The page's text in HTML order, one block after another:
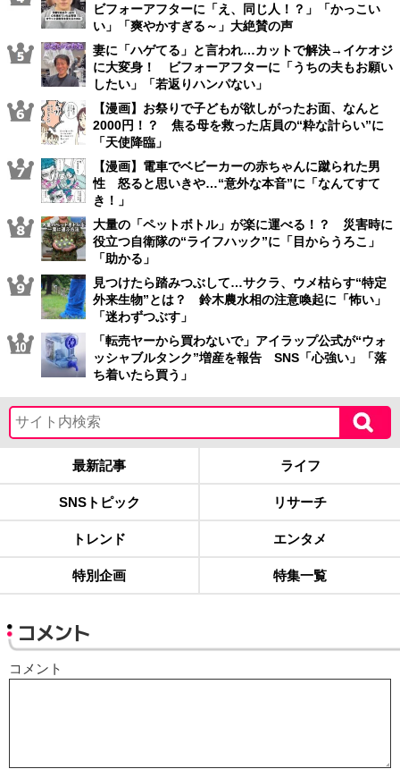
ビフォーアフターに「え、同じ人！？」「かっこい
い」「爽やかすぎる～」大絶賛の声
妻に「ハゲてる」と言われ…カットで解決→イケオジ
に大変身！ ビフォーアフターに「うちの夫もお願い
したい」「若返りハンパない」
【漫画】お祭りで子どもが欲しがったお面、なんと
2000円！？ 焦る母を救った店員の“粋な計らい”に
「天使降臨」
【漫画】電車でベビーカーの赤ちゃんに蹴られた男
性 怒ると思いきや…“意外な本音”に「なんてすて
き！」
大量の「ペットボトル」が楽に運べる！？ 災害時に
役立つ自衛隊の“ライフハック”に「目からうろこ」
「助かる」
見つけたら踏みつぶして…サクラ、ウメ枯らす“特定
外来生物”とは？ 鈴木農水相の注意喚起に「怖い」
「迷わずつぶす」
「転売ヤーから買わないで」アイラップ公式が“ウォ
ッシャブルタンク”増産を報告 SNS「心強い」「落
ち着いたら買う」
最新記事 ライフ
SNSトピック リサーチ
トレンド エンタメ
特別企画 特集一覧
コメント
コメント